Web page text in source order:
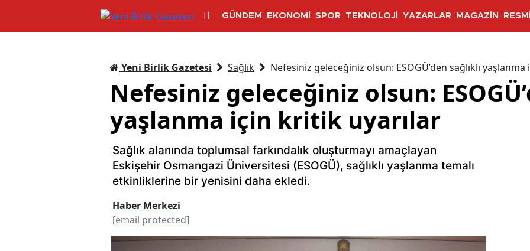
GÜNDEM EKONOMİ SPOR TEKNOLOJİ YAZARLAR MAGAZİN
Yeni Birlik Gazetesi Sağlık Nefesiniz geleceğiniz olsun: ESOGÜ’den sağlıklı
Nefesiniz geleceğiniz olsun:
yaşlanma için kritik uyarılar
Sağlık alanında toplumsal farkındalık oluşturmayı amaçlayan
Eskişehir Osmangazi Üniversitesi (ESOGÜ), sağlıklı yaşlanma temalı
etkinliklerine bir yenisini daha ekledi.
Haber Merkezi
[email protected]